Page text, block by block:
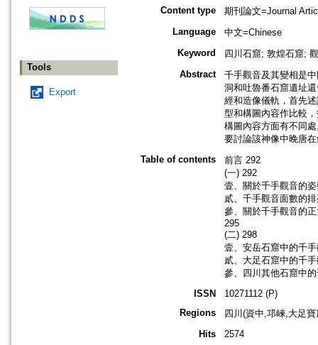
Tools
Export
Content type
期刊論文=Journal
Language
中文=Chinese
Keyword
四川石窟; 敦煌石窟;
Abstract
千手觀音及其變相是
洞和吐魯番石窟遺址
經和造像儀軌，首先
型和構圖內容作比較
構圖內容方面有不同
要討論該神像中晚唐
Table of contents
前言 292
(一) 292
壹、關於千手觀音的
貳、千手觀音面數的
參、關於千手觀音的
295
(二) 298
壹、安岳石窟中的千
貳、大足石窟中的千
參、四川其他石窟中
ISSN
10271112 (P)
Regions
四川(資中,邛崍,大足
Hits
2574